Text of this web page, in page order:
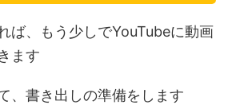
ば、もう少しでYouTubeに動画
ます
、書き出しの準備をします